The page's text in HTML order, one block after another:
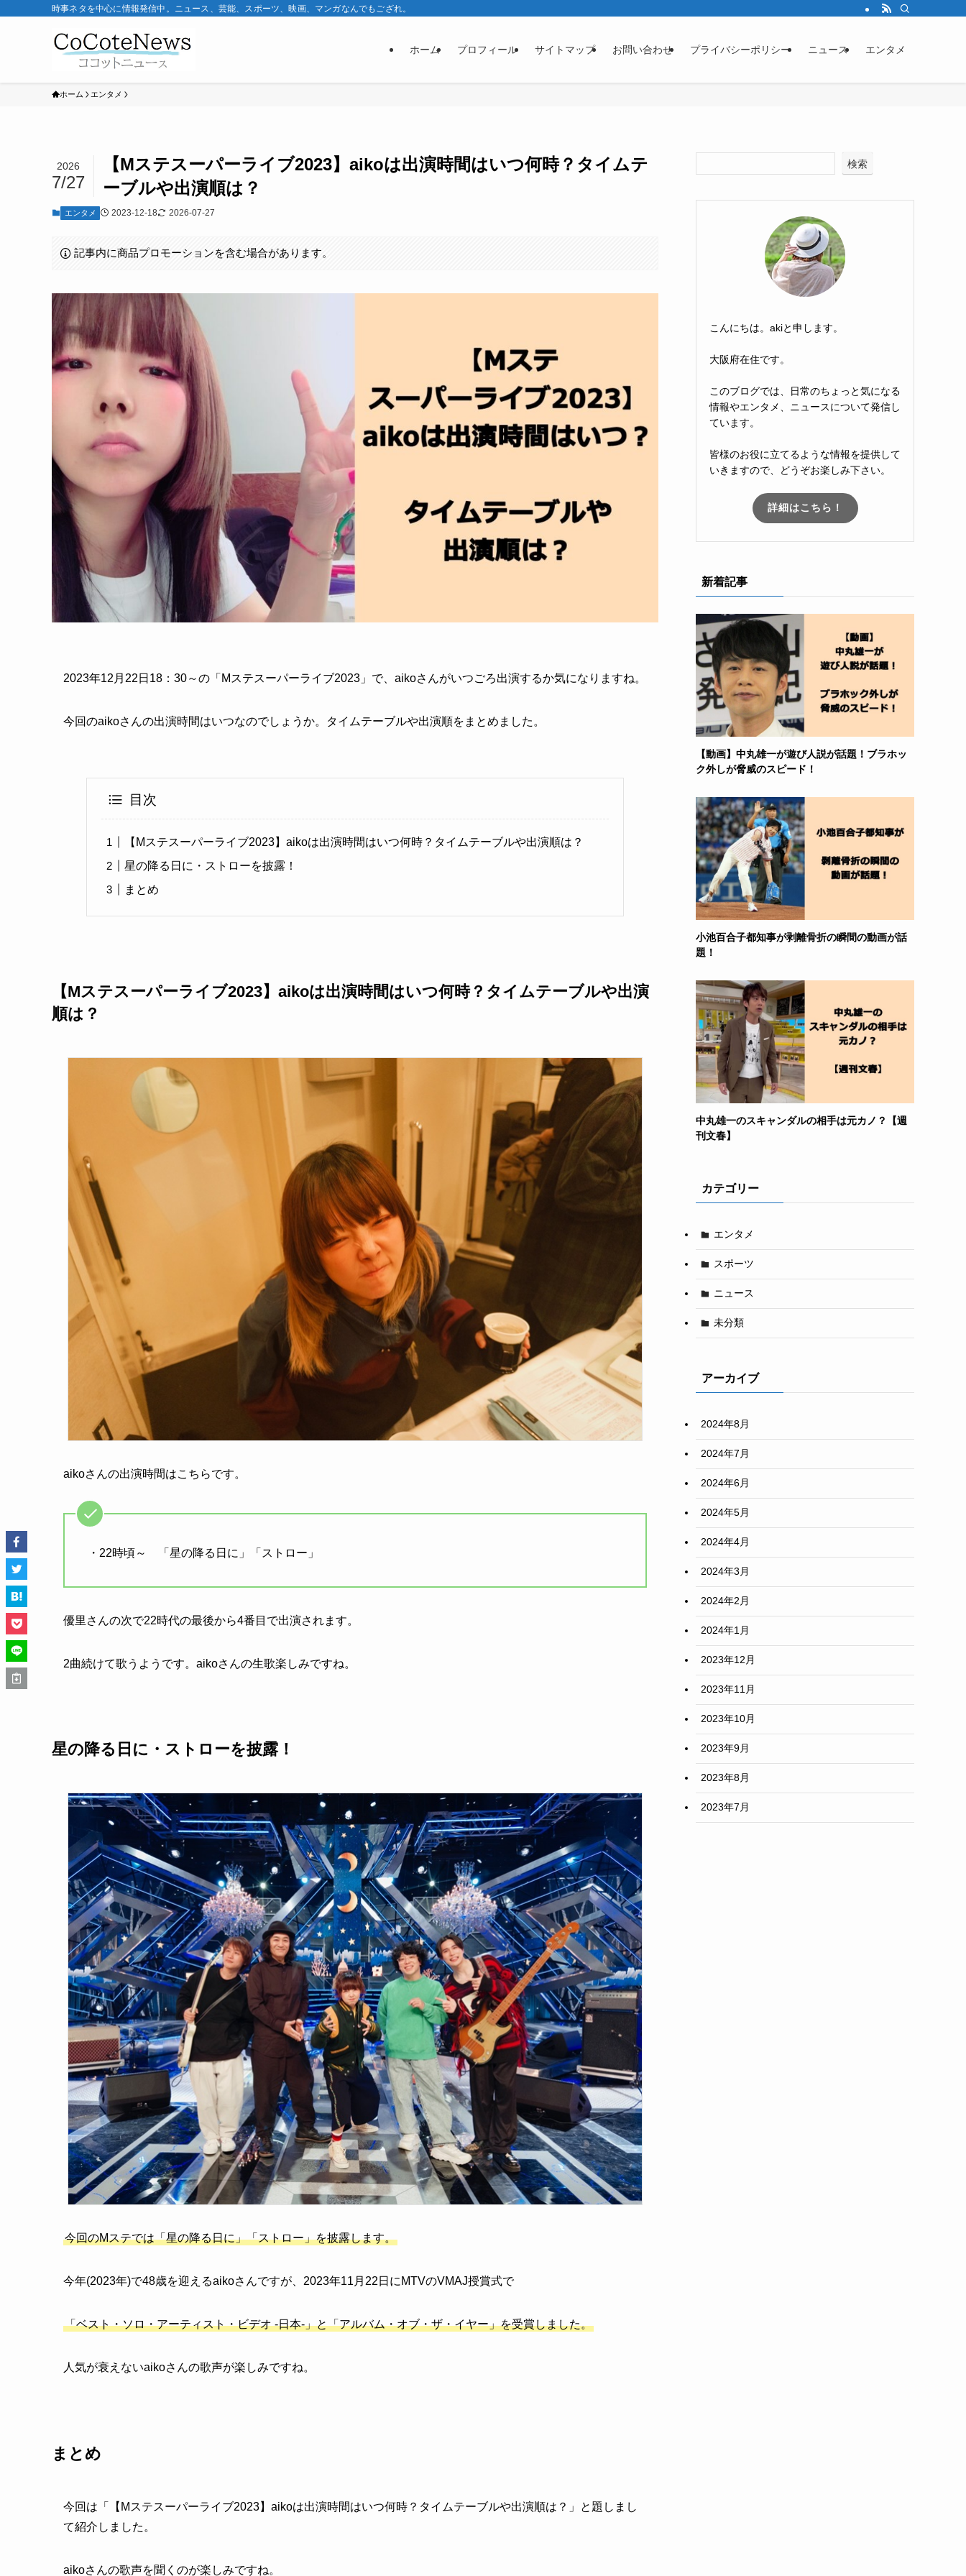
時事ネタを中心に情報発信中。ニュース、芸能、スポーツ、映画、マンガなんでもござれ。
ホーム プロフィール サイトマップ お問い合わせ プライバシーポリシー ニュース エンタメ
ホーム エンタメ
【Mステスーパーライブ2023】aikoは出演時間はいつ何時？タイムテ
ーブルや出演順は？
2026
7/27
エンタメ 2023-12-18 2026-07-27
記事内に商品プロモーションを含む場合があります。
2023年12月22日18：30～の「Mステスーパーライブ2023」で、aikoさんがいつごろ出演するか気になりますね。
今回のaikoさんの出演時間はいつなのでしょうか。タイムテーブルや出演順をまとめました。
目次
【Mステスーパーライブ2023】aikoは出演時間はいつ何時？タイムテーブルや出演順は？
星の降る日に・ストローを披露！
まとめ
【Mステスーパーライブ2023】aikoは出演時間はいつ何時？タイムテーブルや出演
順は？
aikoさんの出演時間はこちらです。
・22時頃～ 「星の降る日に」「ストロー」
優里さんの次で22時代の最後から4番目で出演されます。
2曲続けて歌うようです。aikoさんの生歌楽しみですね。
星の降る日に・ストローを披露！
今回のMステでは「星の降る日に」「ストロー」を披露します。
今年(2023年)で48歳を迎えるaikoさんですが、2023年11月22日にMTVのVMAJ授賞式で
「ベスト・ソロ・アーティスト・ビデオ -日本-」と「アルバム・オブ・ザ・イヤー」を受賞しました。
人気が衰えないaikoさんの歌声が楽しみですね。
まとめ
今回は「【Mステスーパーライブ2023】aikoは出演時間はいつ何時？タイムテーブルや出演順は？」と題しまし
て紹介しました。
aikoさんの歌声を聞くのが楽しみですね。
検索
こんにちは。akiと申します。
大阪府在住です。
このブログでは、日常のちょっと気になる
情報やエンタメ、ニュースについて発信し
ています。
皆様のお役に立てるような情報を提供して
いきますので、どうぞお楽しみ下さい。
詳細はこちら！
新着記事
【動画】中丸雄一が遊び人説が話題！ブラホッ
ク外しが脅威のスピード！
小池百合子都知事が剥離骨折の瞬間の動画が話
題！
中丸雄一のスキャンダルの相手は元カノ？【週
刊文春】
カテゴリー
エンタメ
スポーツ
ニュース
未分類
アーカイブ
2024年8月
2024年7月
2024年6月
2024年5月
2024年4月
2024年3月
2024年2月
2024年1月
2023年12月
2023年11月
2023年10月
2023年9月
2023年8月
2023年7月